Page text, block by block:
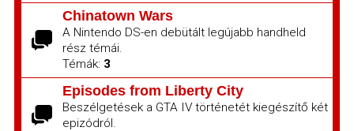
Chinatown Wars
A Nintendo DS-en debütált legújabb handheld
rész témái.
Témák: 3
Episodes from Liberty City
Beszélgetések a GTA IV történetét kiegészítő két
epizódról.